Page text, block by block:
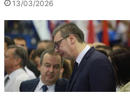
13/03/2026